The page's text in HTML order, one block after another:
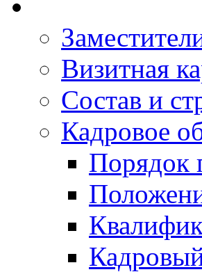
Визитная
Состав и
Кадровое
Порядок